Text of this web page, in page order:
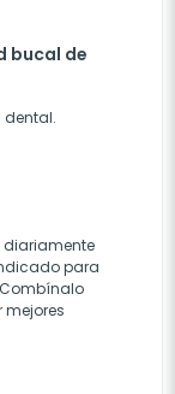
bucal de
dental.
diariamente
para